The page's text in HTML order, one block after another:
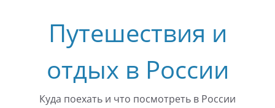
содержимомуПутешествия и
отдых в России
Куда поехать и что посмотреть в России